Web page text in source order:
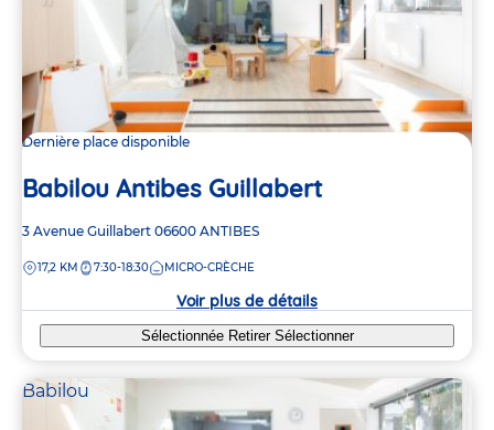
Dernière place disponible
Babilou Antibes Guillabert
Adresse
la
3 Avenue Guillabert 06600 ANTIBES
DISTANCE
17,2 KM 7:30-18:30 MICRO-CRÈCHE
Voir plus de détails
Sélectionnée Retirer Sélectionner
Babilou